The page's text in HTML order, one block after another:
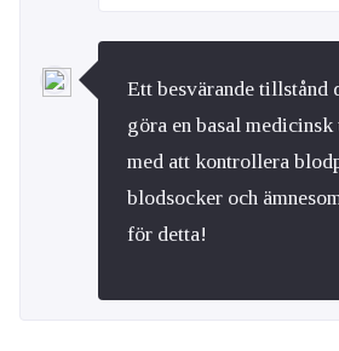
Ett besvärande tillstånd
göra en basal
med att kontrollera
blodsocker och
för detta!